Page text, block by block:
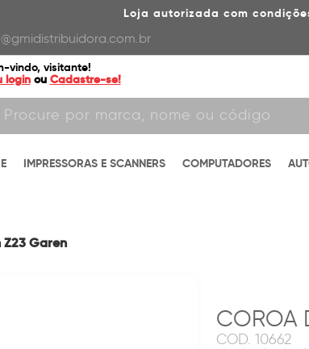
Loja autorizada com
vindo, visitante!
login ou Cadastre-se!
IMPRESSORAS E SCANNERS COMPUTADORES
Garen
COROA
COD. 10662